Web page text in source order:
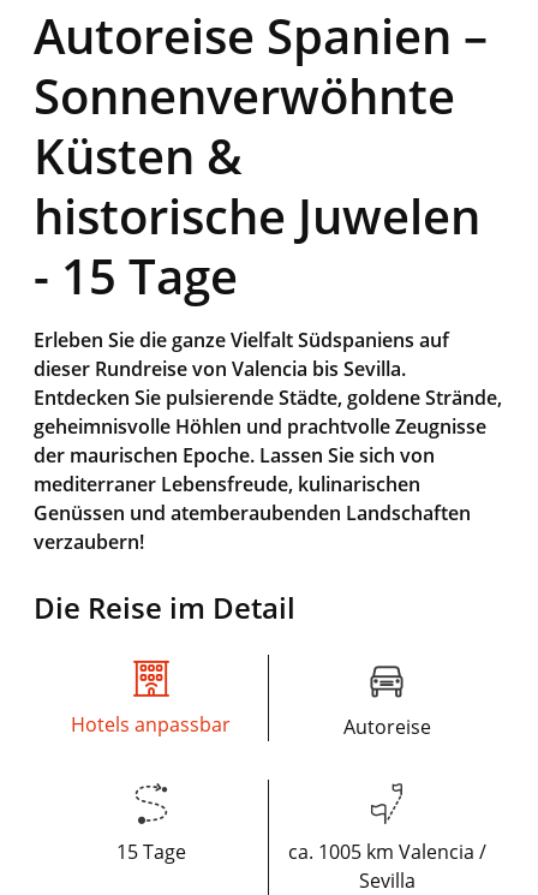
Autoreise Spanien –
Sonnenverwöhnte
Küsten &
historische Juwelen
- 15 Tage
Erleben Sie die ganze Vielfalt Südspaniens auf
dieser Rundreise von Valencia bis Sevilla.
Entdecken Sie pulsierende Städte, goldene Strände,
geheimnisvolle Höhlen und prachtvolle Zeugnisse
der maurischen Epoche. Lassen Sie sich von
mediterraner Lebensfreude, kulinarischen
Genüssen und atemberaubenden Landschaften
verzaubern!
Die Reise im Detail
Hotels anpassbar Autoreise
15 Tage
ca. 1005 km Valencia /
Sevilla